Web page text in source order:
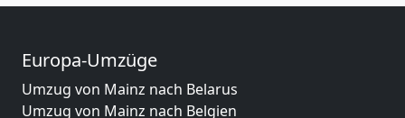
Europa-Umzüge
Umzug von Mainz nach Belarus
Umzug von Mainz nach Belgien